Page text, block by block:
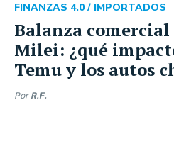
Balanza
Milei: ¿qué
Temu y los autos
FINANZAS 4.0 / IMPORTADOS
Por R.F.